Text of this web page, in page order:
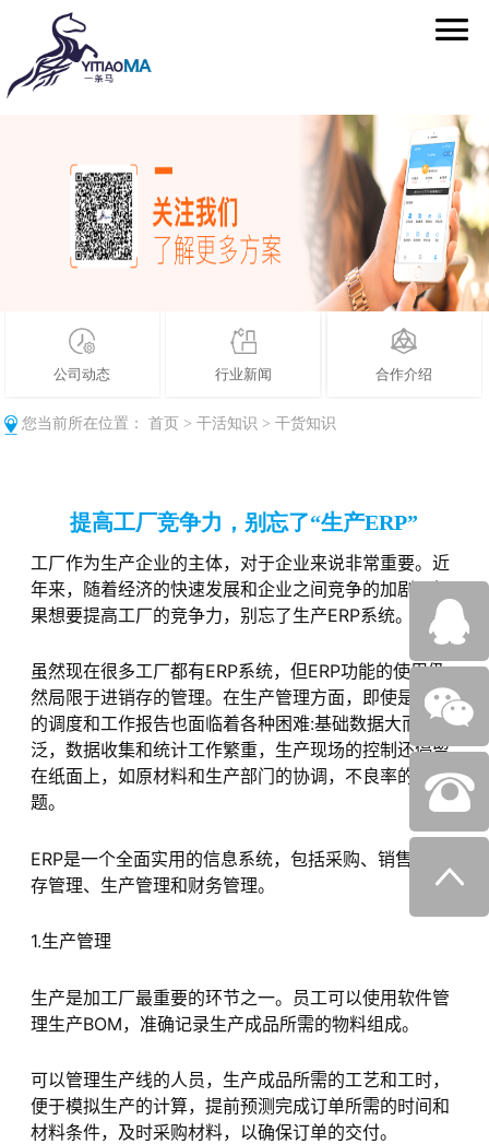
公司动态 行业新闻 合作介绍
您当前所在位置： 首页 > 干活知识 > 干货知识
提高工厂竞争力，别忘了“生产ERP”
工厂作为生产企业的主体，对于企业来说非常重要。近
年来，随着经济的快速发展和企业之间竞争的加剧，如
果想要提高工厂的竞争力，别忘了生产ERP系统。
虽然现在很多工厂都有ERP系统，但ERP功能的使用仍
然局限于进销存的管理。在生产管理方面，即使是基本
的调度和工作报告也面临着各种困难:基础数据大而广
泛，数据收集和统计工作繁重，生产现场的控制还停留
在纸面上，如原材料和生产部门的协调，不良率的问
题。
ERP是一个全面实用的信息系统，包括采购、销售和库
存管理、生产管理和财务管理。
1.生产管理
生产是加工厂最重要的环节之一。员工可以使用软件管
理生产BOM，准确记录生产成品所需的物料组成。
可以管理生产线的人员，生产成品所需的工艺和工时，
便于模拟生产的计算，提前预测完成订单所需的时间和
材料条件，及时采购材料，以确保订单的交付。